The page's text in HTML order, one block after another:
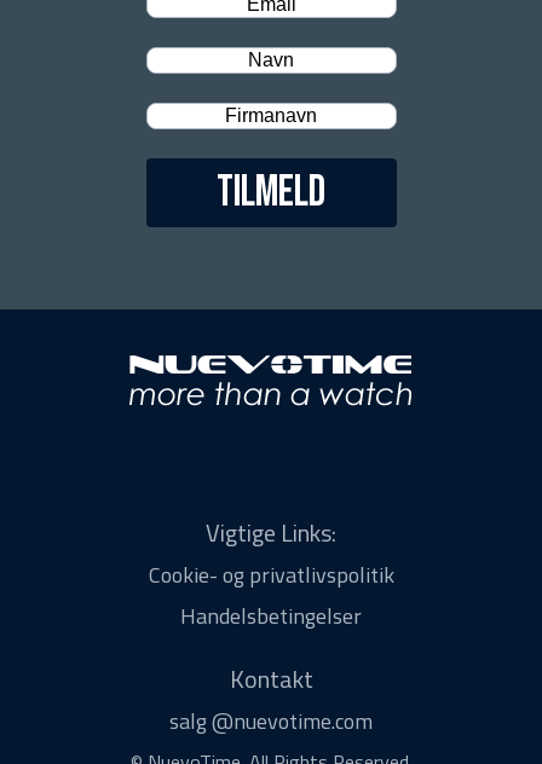
Tilmeld
Vigtige Links:
Cookie- og privatlivspolitik
Handelsbetingelser
Kontakt
salg @nuevotime.com